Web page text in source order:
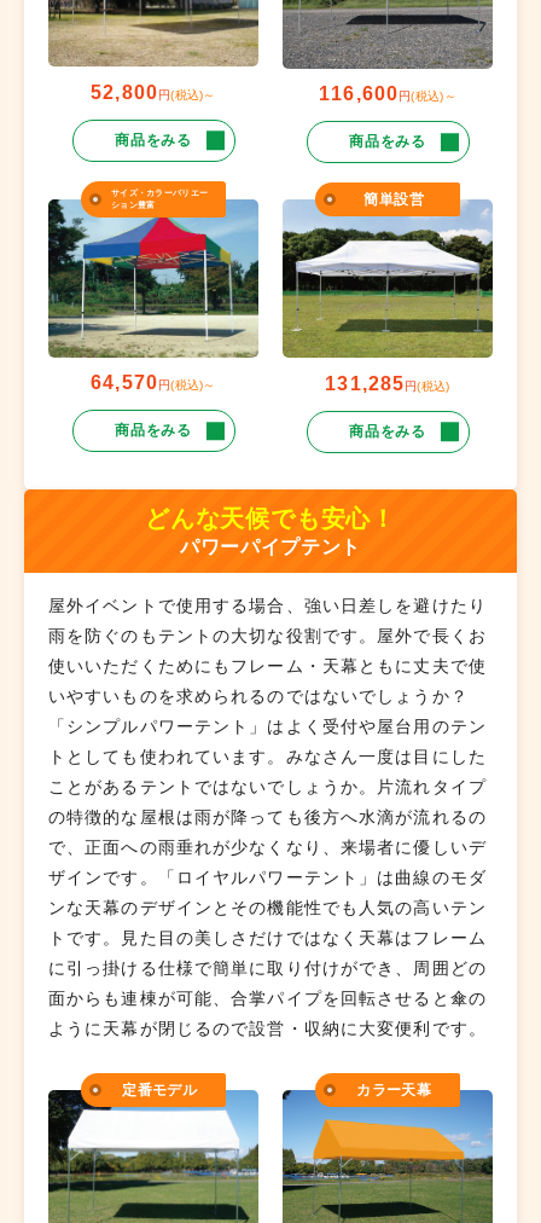
52,800円(税込)～
商品をみる
116,600円(税込)～
商品をみる
サイズ・カラーバリエー
ション豊富
64,570円(税込)～
商品をみる
簡単設営
131,285円(税込)
商品をみる
どんな天候でも安心！
パワーパイプテント
屋外イベントで使用する場合、強い日差しを避けたり
雨を防ぐのもテントの大切な役割です。屋外で長くお
使いいただくためにもフレーム・天幕ともに丈夫で使
いやすいものを求められるのではないでしょうか？
「シンプルパワーテント」はよく受付や屋台用のテン
トとしても使われています。みなさん一度は目にした
ことがあるテントではないでしょうか。片流れタイプ
の特徴的な屋根は雨が降っても後方へ水滴が流れるの
で、正面への雨垂れが少なくなり、来場者に優しいデ
ザインです。「ロイヤルパワーテント」は曲線のモダ
ンな天幕のデザインとその機能性でも人気の高いテン
トです。見た目の美しさだけではなく天幕はフレーム
に引っ掛ける仕様で簡単に取り付けができ、周囲どの
面からも連棟が可能、合掌パイプを回転させると傘の
ように天幕が閉じるので設営・収納に大変便利です。
定番モデル カラー天幕